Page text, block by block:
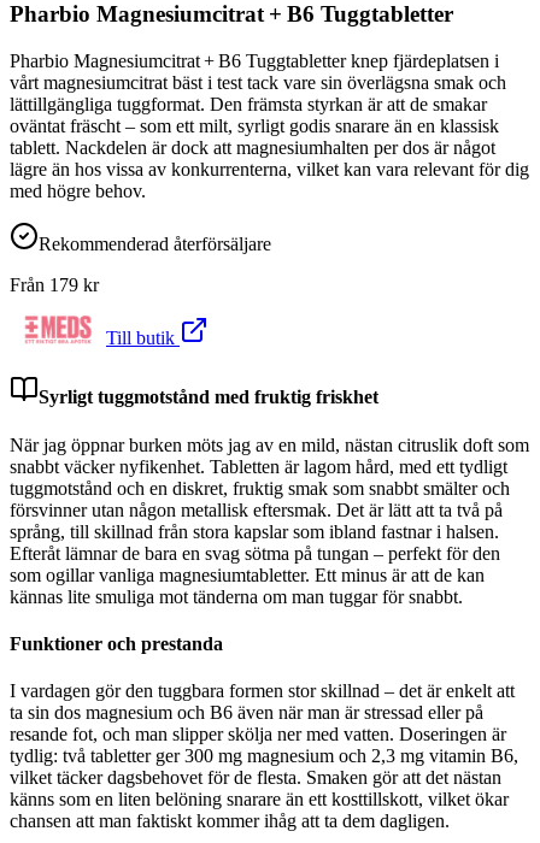
Pharbio Magnesiumcitrat + B6 Tuggtabletter
Pharbio Magnesiumcitrat + B6 Tuggtabletter knep fjärdeplatsen i
vårt magnesiumcitrat bäst i test tack vare sin överlägsna smak och
lättillgängliga tuggformat. Den främsta styrkan är att de smakar
oväntat fräscht – som ett milt, syrligt godis snarare än en klassisk
tablett. Nackdelen är dock att magnesiumhalten per dos är något
lägre än hos vissa av konkurrenterna, vilket kan vara relevant för dig
med högre behov.
Rekommenderad återförsäljare
Från 179 kr
Till butik
Syrligt tuggmotstånd med fruktig friskhet
När jag öppnar burken möts jag av en mild, nästan citruslik doft som
snabbt väcker nyfikenhet. Tabletten är lagom hård, med ett tydligt
tuggmotstånd och en diskret, fruktig smak som snabbt smälter och
försvinner utan någon metallisk eftersmak. Det är lätt att ta två på
språng, till skillnad från stora kapslar som ibland fastnar i halsen.
Efteråt lämnar de bara en svag sötma på tungan – perfekt för den
som ogillar vanliga magnesiumtabletter. Ett minus är att de kan
kännas lite smuliga mot tänderna om man tuggar för snabbt.
Funktioner och prestanda
I vardagen gör den tuggbara formen stor skillnad – det är enkelt att
ta sin dos magnesium och B6 även när man är stressad eller på
resande fot, och man slipper skölja ner med vatten. Doseringen är
tydlig: två tabletter ger 300 mg magnesium och 2,3 mg vitamin B6,
vilket täcker dagsbehovet för de flesta. Smaken gör att det nästan
känns som en liten belöning snarare än ett kosttillskott, vilket ökar
chansen att man faktiskt kommer ihåg att ta dem dagligen.